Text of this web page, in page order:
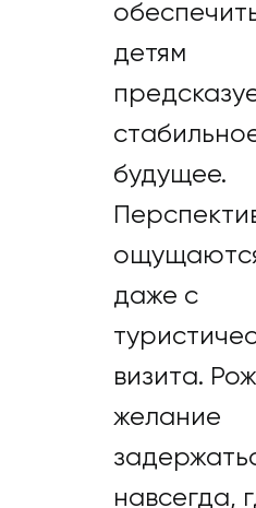
детям
будущее.
даже с
визита.
желание
навсегда,